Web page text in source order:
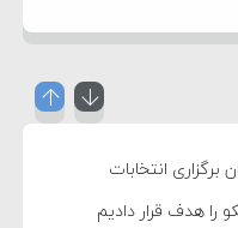
برگزاری انتخابات
را هدف قرار دادیم